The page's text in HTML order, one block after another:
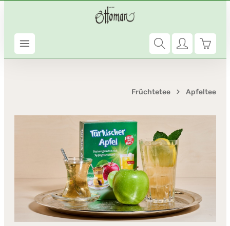
Zum Hauptinhalt springen
Früchtetee Apfeltee